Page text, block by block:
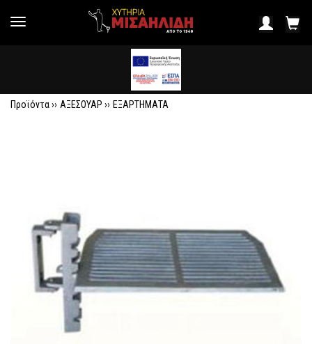
Προϊόντα ›› ΑΞΕΣΟΥΑΡ ›› ΕΞΑΡΤΗΜΑΤΑ